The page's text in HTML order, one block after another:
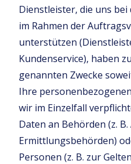
Dienstleister, die uns
im Rahmen der
unterstützen
Kundenservice), haben
genannten Zwecke
Ihre
wir im Einzelfall
Daten an Behörden (z.
Ermittlungsbehörden)
Personen (z. B. zur